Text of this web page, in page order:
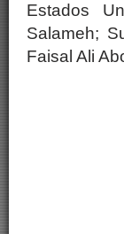
Estados
Salameh;
Faisal Ali